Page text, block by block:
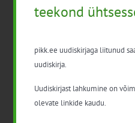
teekond
pikk.ee uudiskirjaga liitunud
uudiskirja.
Uudiskirjast lahkumine on
olevate linkide kaudu.